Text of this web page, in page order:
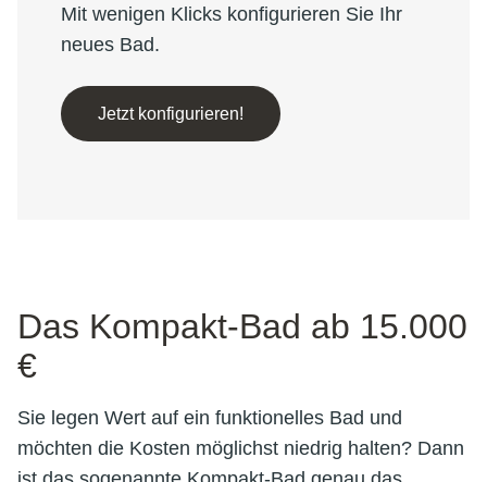
Mit wenigen Klicks konfigurieren Sie Ihr
neues Bad.
Jetzt konfigurieren!
Das Kompakt-Bad ab 15.000
€
Sie legen Wert auf ein funktionelles Bad und
möchten die Kosten möglichst niedrig halten? Dann